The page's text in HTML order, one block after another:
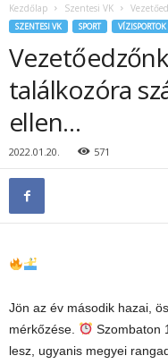
Kezdőlap Szentesi VK
SZENTESI VK SPORT VÍZISPORTOK
találkozóra
ellen…
2022.01.20. 571
Jön az év második hazai,
mérkőzése.
Szombaton
lesz, ugyanis megyei